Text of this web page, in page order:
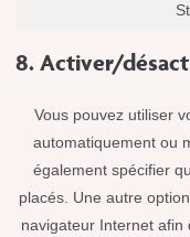
8. Activer/
Vous pouvez utiliser
automatiquement ou
également spécifier
placés. Une autre
navigateur Internet afin